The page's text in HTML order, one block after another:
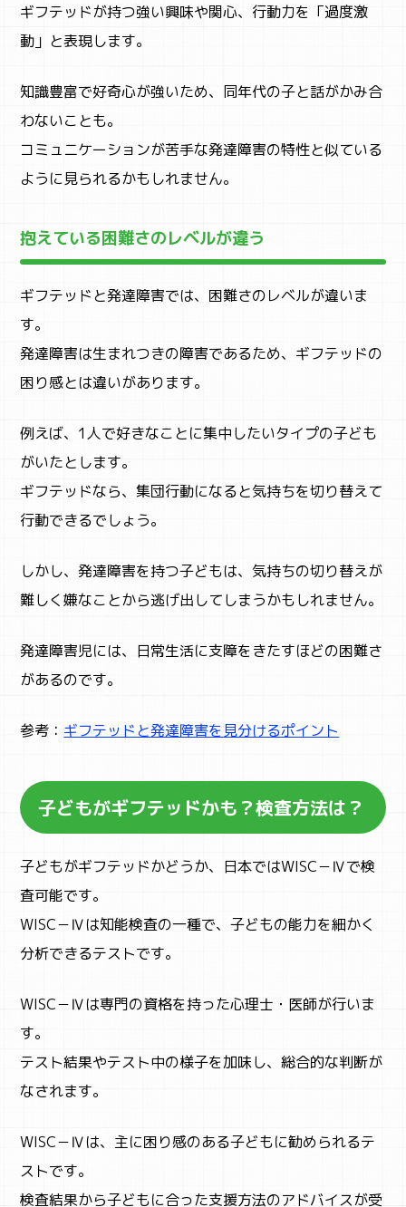
ギフテッドが持つ強い興味や関心、行動力を「過度激
動」と表現します。
知識豊富で好奇心が強いため、同年代の子と話がかみ合
わないことも。
コミュニケーションが苦手な発達障害の特性と似ている
ように見られるかもしれません。
抱えている困難さのレベルが違う
ギフテッドと発達障害では、困難さのレベルが違いま
す。
発達障害は生まれつきの障害であるため、ギフテッドの
困り感とは違いがあります。
例えば、1人で好きなことに集中したいタイプの子ども
がいたとします。
ギフテッドなら、集団行動になると気持ちを切り替えて
行動できるでしょう。
しかし、発達障害を持つ子どもは、気持ちの切り替えが
難しく嫌なことから逃げ出してしまうかもしれません。
発達障害児には、日常生活に支障をきたすほどの困難さ
があるのです。
参考： ギフテッドと発達障害を見分けるポイント
子どもがギフテッドかも？検査方法は？
子どもがギフテッドかどうか、日本ではWISC－Ⅳで検
査可能です。
WISC－Ⅳは知能検査の一種で、子どもの能力を細かく
分析できるテストです。
WISC－Ⅳは専門の資格を持った心理士・医師が行いま
す。
テスト結果やテスト中の様子を加味し、総合的な判断が
なされます。
WISC－Ⅳは、主に困り感のある子どもに勧められるテ
ストです。
検査結果から子どもに合った支援方法のアドバイスが受